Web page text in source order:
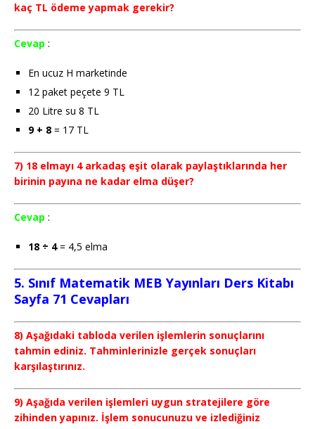
kaç TL ödeme yapmak gerekir?
Cevap :
En ucuz H marketinde
12 paket peçete 9 TL
20 Litre su 8 TL
9 + 8 = 17 TL
7) 18 elmayı 4 arkadaş eşit olarak paylaştıklarında her
birinin payına ne kadar elma düşer?
Cevap :
18 ÷ 4= 4,5 elma
5. Sınıf Matematik MEB Yayınları Ders Kitabı
Sayfa 71 Cevapları
8) Aşağıdaki tabloda verilen işlemlerin sonuçlarını
tahmin ediniz. Tahminlerinizle gerçek sonuçları
karşılaştırınız.
9) Aşağıda verilen işlemleri uygun stratejilere göre
zihinden yapınız. İşlem sonucunuzu ve izlediğiniz